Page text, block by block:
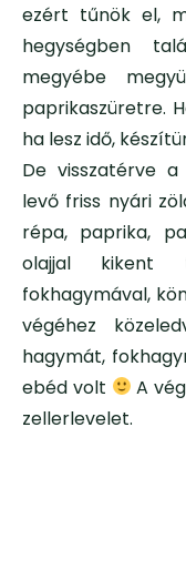
ezért tűnök el,
hegységben
megyébe
paprikaszüretre.
ha lesz idő,
De visszatérve
levő friss nyári
répa, paprika,
olajjal kikent
fokhagymával,
végéhez
hagymát,
ebéd volt
A
zellerlevelet.